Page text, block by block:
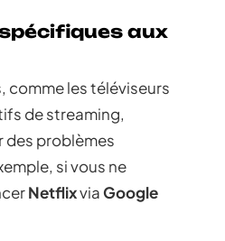
aux
comme les téléviseurs
de streaming,
des problèmes
si vous ne
NetflixviaGoogle